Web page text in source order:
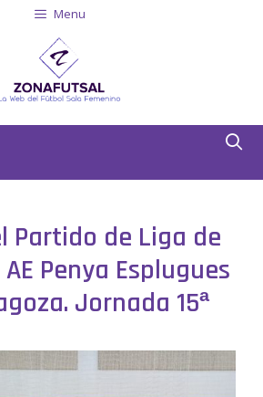
Menu
Partido de Liga de
AE Penya Esplugues
Jornada 15ª